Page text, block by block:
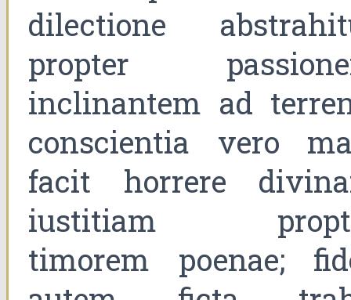
dilectione
propter
inclinantem ad
conscientia vero
facit horrere
iustitiam
timorem poenae;